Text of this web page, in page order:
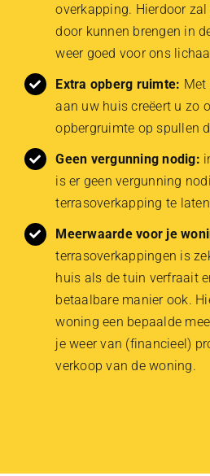
overkapping. Hierdoor
door kunnen brengen in
weer goed voor ons
Extra opberg ruimte: Met
aan uw huis creëert u zo
opbergruimte op spullen
Geen vergunning nodig:
is er geen vergunning
terrasoverkapping te
Meerwaarde voor je
terrasoverkappingen is
huis als de tuin verfraait
betaalbare manier ook.
woning een bepaalde
je weer van (financieel)
verkoop van de woning.